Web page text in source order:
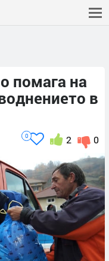
помага на
в
0
2
0